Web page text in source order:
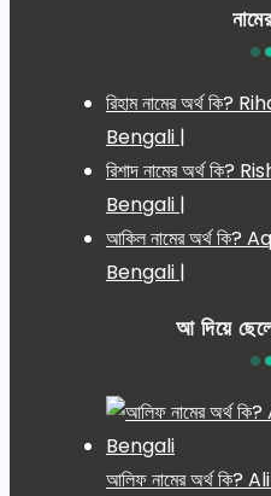
রিহাম নামের অর্থ
Bengali |
রিশাদ নামের অর্থ
Bengali |
আকিল নামের অর্থ
Bengali |
আ দিয়ে
আলিফ নামের অর্থ